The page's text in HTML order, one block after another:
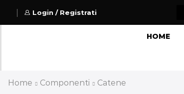
Login / Registrati
HOME
Home Componenti Catene